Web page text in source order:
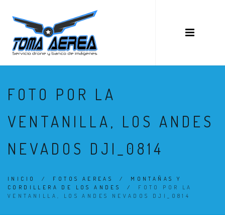
FOTO POR LA
VENTANILLA, LOS ANDES
NEVADOS DJI_0814
INICIO / FOTOS AEREAS / MONTAÑAS Y
CORDILLERA DE LOS ANDES
/ FOTO POR LA
VENTANILLA, LOS ANDES NEVADOS DJI_0814